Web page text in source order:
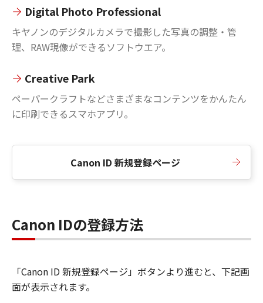
Digital Photo Professional
キヤノンのデジタルカメラで撮影した写真の調整・管
理、RAW現像ができるソフトウエア。
Creative Park
ペーパークラフトなどさまざまなコンテンツをかんたん
に印刷できるスマホアプリ。
Canon ID 新規登録ページ
Canon IDの登録方法
「Canon ID 新規登録ページ」ボタンより進むと、下記画
面が表示されます。